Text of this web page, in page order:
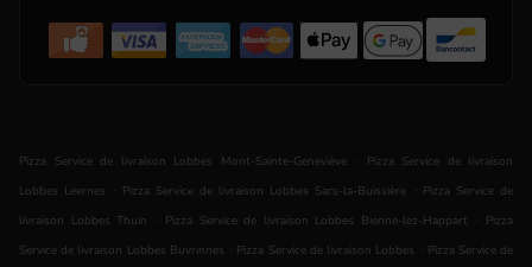
Pizza Service de livraison Lobbes Mont-Sainte-Geneviève . Pizza Service de livraison
Lobbes Leernes
. Pizza Service de livraison Lobbes Sars-la-Buissière . Pizza Service de
livraison Lobbes Thuin
. Pizza Service de livraison Lobbes Bienne-lez-Happart . Pizza
Service de livraison Lobbes Buvrinnes . Pizza Service de livraison Lobbes . Pizza Service de